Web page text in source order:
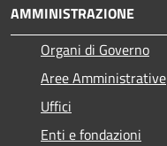
AMMINISTRAZIONE
Organi di Governo
Aree Amministrative
Uffici
Enti e fondazioni